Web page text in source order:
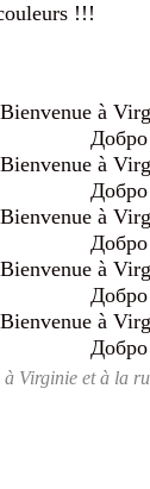
!!!
à Virginie et à